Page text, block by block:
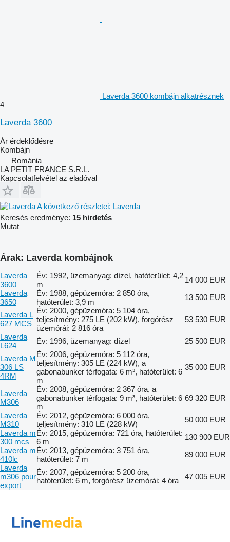
Laverda 3600 kombájn alkatrésznek
4
Laverda 3600
Ár érdeklődésre
Kombájn
Románia
LA PETIT FRANCE S.R.L.
Kapcsolatfelvétel az eladóval
A következő részletei: Laverda
Keresés eredménye: 15 hirdetés
Mutat
Árak: Laverda kombájnok
Laverda
3600
Év: 1992, üzemanyag: dízel, hatóterület: 4,2
m
14 000 EUR
Laverda
3650
Év: 1988, gépüzemóra: 2 850 óra,
hatóterület: 3,9 m
13 500 EUR
Laverda L
627 MCS
Év: 2000, gépüzemóra: 5 104 óra,
teljesítmény: 275 LE (202 kW), forgórész
üzemórái: 2 816 óra
53 530 EUR
Laverda
L624
Év: 1996, üzemanyag: dízel
25 500 EUR
Laverda M
306 LS
4RM
Év: 2006, gépüzemóra: 5 112 óra,
teljesítmény: 305 LE (224 kW), a
gabonabunker térfogata: 6 m³, hatóterület: 6
m
35 000 EUR
Laverda
M306
Év: 2008, gépüzemóra: 2 367 óra, a
gabonabunker térfogata: 9 m³, hatóterület: 6
m
69 320 EUR
Laverda
M310
Év: 2012, gépüzemóra: 6 000 óra,
teljesítmény: 310 LE (228 kW)
50 000 EUR
Laverda m
300 mcs
Év: 2015, gépüzemóra: 721 óra, hatóterület:
6 m
130 900 EUR
Laverda m
410lc
Év: 2013, gépüzemóra: 3 751 óra,
hatóterület: 7 m
89 000 EUR
Laverda
m306 pour
export
Év: 2007, gépüzemóra: 5 200 óra,
hatóterület: 6 m, forgórész üzemórái: 4 óra
47 005 EUR